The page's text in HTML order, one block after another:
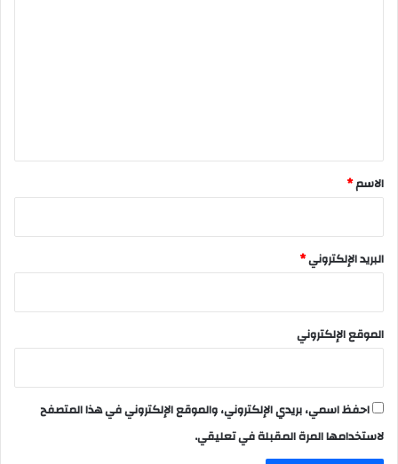
*
الاسم*
البريد الإلكتروني*
الموقع الإلكتروني
احفظ اسمي، بريدي الإلكتروني، والموقع الإلكتروني في هذا المتصفح
لاستخدامها المرة المقبلة في تعليقي.